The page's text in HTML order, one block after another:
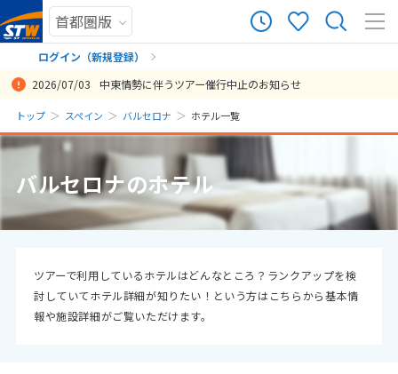
ログイン（新規登録）
まだ履歴がありません
まだ登録がありません
2026/07/03 中東情勢に伴うツアー催行中止のお知らせ
トップ スペイン バルセロナ ホテル一覧
バルセロナのホテル
ツアーで利用しているホテルはどんなところ？ランクアップを検
討していてホテル詳細が知りたい！という方はこちらから基本情
報や施設詳細がご覧いただけます。